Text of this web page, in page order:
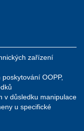
zařízení
OOPP,
v důsledku manipulace
u specifické